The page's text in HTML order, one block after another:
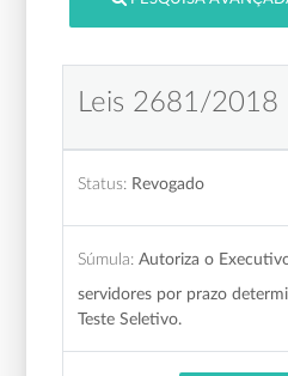
Leis 2681/2018
Status: Revogado
Súmula: Autoriza o
servidores por prazo
Teste Seletivo.